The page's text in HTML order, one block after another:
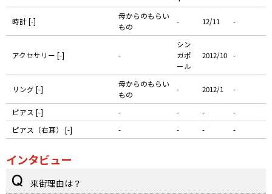
時計 [-]
母からのもらい
もの
- 12/11 -
アクセサリー [-] -
シン
ガポ
ール
2012/10 -
リング [-]
母からのもらい
もの
- 2012/1 -
ピアス [-] - - -
-
ピアス（右耳） [-]
- - - -
インタビュー
来街理由は？